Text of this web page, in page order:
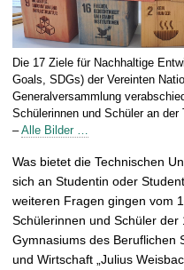
Die 17 Ziele für Nachhaltige
Goals, SDGs) der Vereinten
Generalversammlung
Schülerinnen und Schüler an
–Alle Bilder …
Was bietet die Technischen
sich an Studentin oder
weiteren Fragen gingen vom
Schülerinnen und Schüler der
Gymnasiums des Beruflichen
und Wirtschaft „Julius